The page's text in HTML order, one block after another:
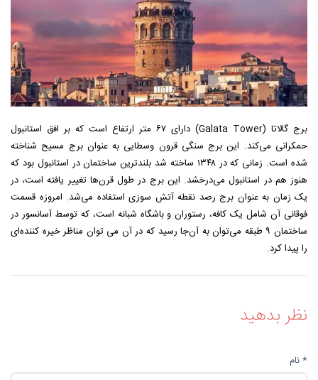
برج گالاتا (Galata Tower) دارای ۶۷ متر ارتفاع است که بر افق استانبول
حمکرانی می‌کند. این برج سنگی قرون وسطایی به عنوان برج مسیح شناخته
شده است. زمانی که در ۱۳۴۸ ساخته شد بلندترین ساختمان در استانبول بود که
هنوز هم در استانبول می‌درخشد. این برج در طول قرن‌ها تغییر یافته است، در
یک زمان به عنوان برج رصد نقطه آتش سوزی استفاده می‌شد. امروزه قسمت
فوقانی آن شامل یک کافه، رستوران و باشگاه شبانه است، که توسط آسانسور در
ساختمان ۹ طبقه می‌توان به آن‌جا رسید که در آن می توان مناظر خیره کننده‌ای
را پیدا کرد.
نظر بدهید
* نام